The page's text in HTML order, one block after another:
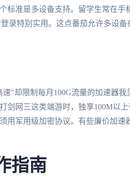
标准是多设备支持。留学生常在手
录特别实用。这点番茄允许多设
"却限制每月100G流量的加速器我
剑网三这类端游时，独享100M以
用军用级加密协议。有些廉价加速
指南